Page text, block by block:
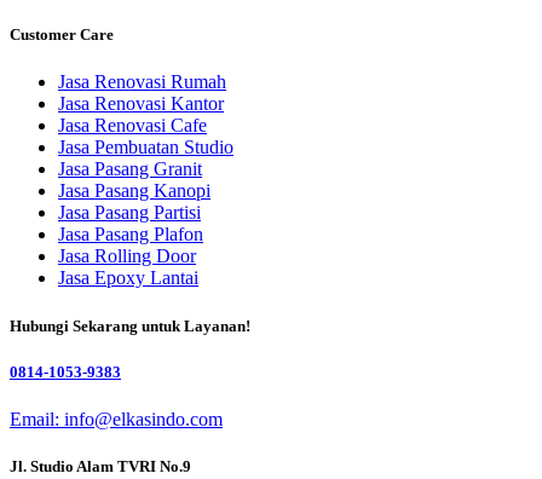
Customer Care
Jasa Renovasi Rumah
Jasa Renovasi Kantor
Jasa Renovasi Cafe
Jasa Pembuatan Studio
Jasa Pasang Granit
Jasa Pasang Kanopi
Jasa Pasang Partisi
Jasa Pasang Plafon
Jasa Rolling Door
Jasa Epoxy Lantai
Hubungi Sekarang untuk Layanan!
0814-1053-9383
Email: info@elkasindo.com
Jl. Studio Alam TVRI No.9